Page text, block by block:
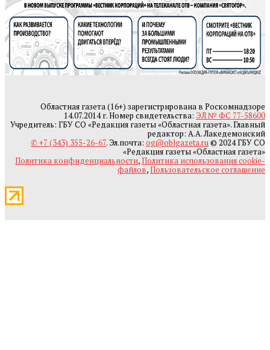
Областная газета (16+) зарегистрирована в Роскомнадзоре
14.07.2014 г. Номер свидетельства: ЭЛ № ФС 77-58600
Учредитель: ГБУ СО «Редакция газеты «Областная газета». Главный
редактор: А.А. Лакедемонский
✆ +7 (343) 355-26-67. Эл.почта: og@oblgazeta.ru© 2024 ГБУ СО
«Редакция газеты «Областная газета»
Политика конфиденциальности,Политика использования cookie-
файлов,Пользовательское соглашение